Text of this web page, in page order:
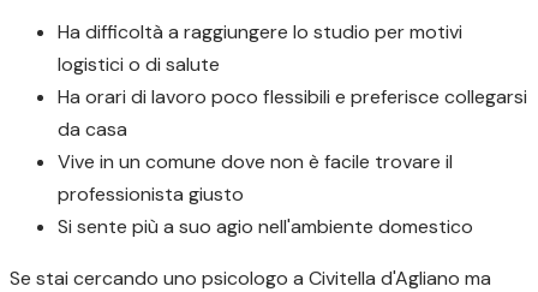
Ha difficoltà a raggiungere lo studio per motivi
logistici o di salute
Ha orari di lavoro poco flessibili e preferisce collegarsi
da casa
Vive in un comune dove non è facile trovare il
professionista giusto
Si sente più a suo agio nell'ambiente domestico
Se stai cercando uno psicologo a Civitella d'Agliano ma